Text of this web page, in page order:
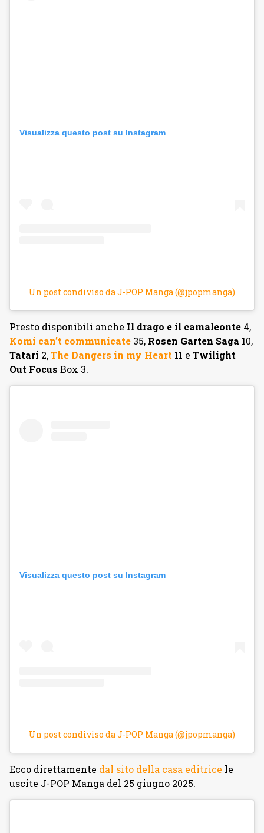
Visualizza questo post su Instagram
Un post condiviso da J-POP Manga (@jpopmanga)
Presto disponibili anche Il drago e il camaleonte 4,
Komi can’t communicate 35, Rosen Garten Saga 10,
Tatari 2,The Dangers in my Heart 11 e Twilight
Out Focus Box 3.
Visualizza questo post su Instagram
Un post condiviso da J-POP Manga (@jpopmanga)
Ecco direttamente dal sito della casa editrice le
uscite J-POP Manga del 25 giugno 2025.